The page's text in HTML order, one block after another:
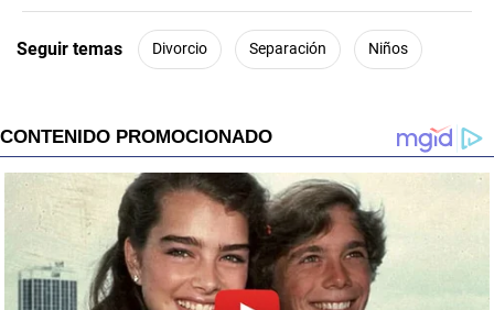
Seguir temas Divorcio Separación Niños